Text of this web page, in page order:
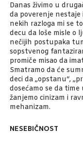
Danas živimo u
da poverenje nestaje
nekih razloga mi se
decu da loše misle o
nečijih postupaka
sopstvenog
promiče misao da
Smatramo da će
deci da „opstanu“,
dosećamo se da
žanjemo cinizam i
mehanizam.
NESEBIČNOST